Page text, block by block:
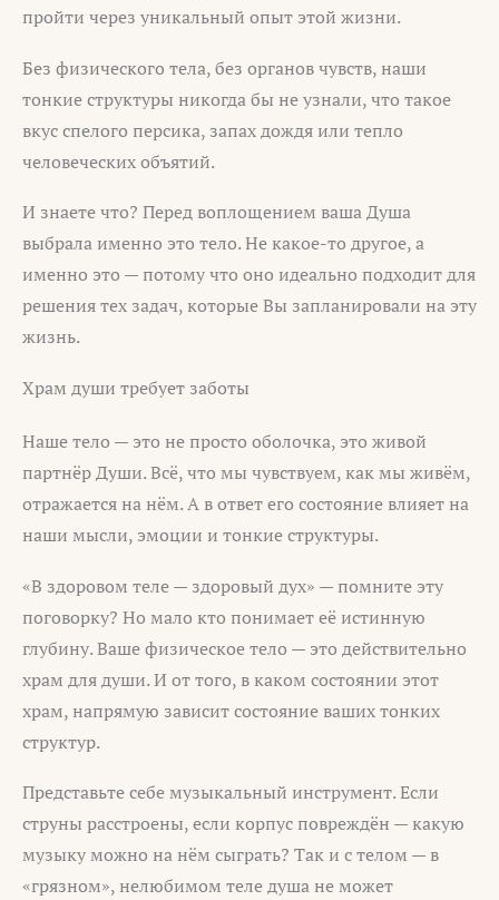
пройти через уникальный опыт этой жизни.
Без физического тела, без органов чувств, наши
тонкие структуры никогда бы не узнали, что такое
вкус спелого персика, запах дождя или тепло
человеческих объятий.
И знаете что? Перед воплощением ваша Душа
выбрала именно это тело. Не какое-то другое, а
именно это — потому что оно идеально подходит для
решения тех задач, которые Вы запланировали на эту
жизнь.
Храм души требует заботы
Наше тело — это не просто оболочка, это живой
партнёр Души. Всё, что мы чувствуем, как мы живём,
отражается на нём. А в ответ его состояние влияет на
наши мысли, эмоции и тонкие структуры.
«В здоровом теле — здоровый дух» — помните эту
поговорку? Но мало кто понимает её истинную
глубину. Ваше физическое тело — это действительно
храм для души. И от того, в каком состоянии этот
храм, напрямую зависит состояние ваших тонких
структур.
Представьте себе музыкальный инструмент. Если
струны расстроены, если корпус повреждён — какую
музыку можно на нём сыграть? Так и с телом — в
«грязном», нелюбимом теле душа не может